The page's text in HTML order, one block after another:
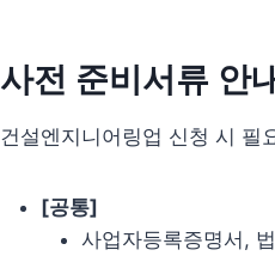
사전 준비서류 안
건설엔지니어링업 신청 시 필
[공통]
사업자등록증명서,